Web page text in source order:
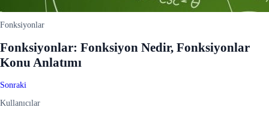
Fonksiyonlar
Fonksiyonlar: Fonksiyon Nedir, Fonksiyonlar
Konu Anlatımı
Sonraki
Kullanıcılar